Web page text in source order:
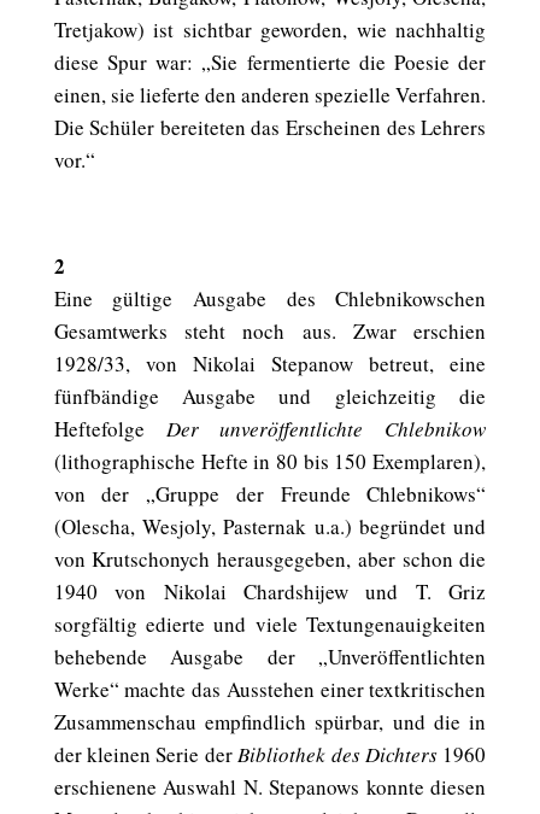
Tretjakow) ist sichtbar geworden, wie nachhaltig
diese Spur war: „Sie fermentierte die Poesie der
einen, sie lieferte den anderen spezielle Verfahren.
Die Schüler bereiteten das Erscheinen des Lehrers
vor.“
2
Eine gültige Ausgabe des Chlebnikowschen
Gesamtwerks steht noch aus. Zwar erschien
1928/33, von Nikolai Stepanow betreut, eine
fünfbändige Ausgabe und gleichzeitig die
Heftefolge Der unveröffentlichte Chlebnikow
(lithographische Hefte in 80 bis 150 Exemplaren),
von der „Gruppe der Freunde Chlebnikows“
(Olescha, Wesjoly, Pasternak u.a.) begründet und
von Krutschonych herausgegeben, aber schon die
1940 von Nikolai Chardshijew und T. Griz
sorgfältig edierte und viele Textungenauigkeiten
behebende Ausgabe der „Unveröffentlichten
Werke“ machte das Ausstehen einer textkritischen
Zusammenschau empfindlich spürbar, und die in
der kleinen Serie derBibliothek des Dichters1960
erschienene Auswahl N. Stepanows konnte diesen